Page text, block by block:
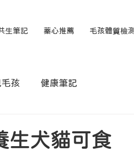
生筆記 蓁心推薦 毛孩體質檢測
孩 健康筆記
生犬貓可食